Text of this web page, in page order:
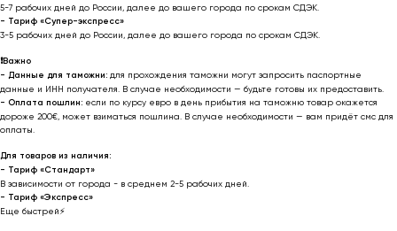
5-7 рабочих дней до России, далее до вашего города по срокам СДЭК.
- Тариф «Супер-экспресс»
3-5 рабочих дней до России, далее до вашего города по срокам СДЭК.
❗️Важно
- Данные для таможни: для прохождения таможни могут запросить паспортные
данные и ИНН получателя. В случае необходимости — будьте готовы их предоставить.
- Оплата пошлин: если по курсу евро в день прибытия на таможню товар окажется
дороже 200€, может взиматься пошлина. В случае необходимости — вам придёт смс для
оплаты.
Для товаров из наличия:
- Тариф «Стандарт»
В зависимости от города - в среднем 2-5 рабочих дней.
- Тариф «Экспресс»
Еще быстрей⚡